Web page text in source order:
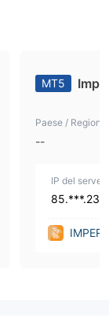
MT5
Paese / Regione
--
IP del server
85.***.234